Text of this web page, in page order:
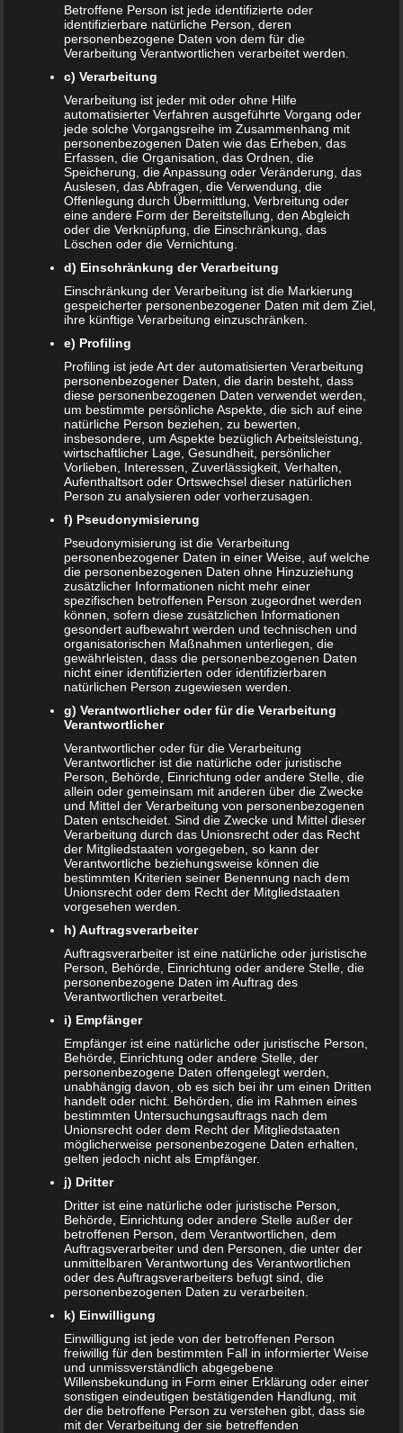
hergestellt, das mit schwarzem Pfeffer, Salz, Myrtenbeeren
und einigen weiteren Gewürzen verfeinert wird.
Gelgentlich werden auch Abwandlungen mit Pistazien,
Oliven oder Knoblauch angeboten. Die vermischte Masse
wird in einen Kunst- oder Naturdarm abgefüllt und auf bis
zu 90 Grad Celsius erhitzt. Das Innere wird vollständig
durchgegart.
Ist Mortadella gesund?
Ob Wurst gesund ist oder nicht, ist in der Regel
Ansichtssache. Speziell bei Mortadella sollte man es aber
nicht übertreiben. Denn der Fettgehalt kann bis zu 20
Gramm Fett pro 100 Gramm Wurst betragen. Gesund sieht
anders aus. Daher sollte der Mortadella nicht nur von
Schwangeren, sondern auch von Nicht-Schwangeren nur
in Maßen verzehrt werden.Tipp:Wenn es schon
Mortadella sein soll, dann sollte man eine Variante mit
hohen Fleischanteil kaufen. Diese enthält mehr Fleisch und
weniger Fett.
Fleischlos durch die
Schwangerschaft?
Die fleischlose Ernährung in der Schwangerschaft kann
übrigens eine tolle Alternative sein. Man kann sich auch
ausgewogen ernähren, ohne dass Mutter und Kind
Schaden nehmen. Wichtig ist allerdings, dass der
Nährstoffbedarf gedeckt wird: Sofern werdende Mütter
genau darauf achten, alle notwendigen Nährstoffe zu
erhalten. Eiweiß, Eisen, Vitamin B12, Omega-3-Fettsäuren
und weitere wichtige Vitamine und Mineralien sollten
ausreichend zugeführt werden. Zudem sollten auch
Proteine nicht zu kurz kommen. Um dieses Ziel zu
erreichen, ist eine gute Planung erforderlich. Am besten
entsprechenden Ratgeber-Büchern. Auch die Hebamme
kann sicherlich hilfreich sein.
Mortadella in der
Schwangerschaft
Wie bereits erwähnt, zählt Mortadella zu den sogenannten
Brühwurstsorten. Das Fleisch wird gut durchgegart und
jedwede Erreger und Keime werden abgetötet. Daher ist
Dies gilt auch für alle weiteren Brühwurstsorten, wie zum
Beispiel Lyoner, Leberkäse, und Bierschinken. Du
wissen möchtest, ob
Schwangerschaftgesund ist, dann wirst du bei uns
ebenfalls fündig.
Bewertung:
T
l
e
n
Redakteur:Arne
Hallo, ich bin Arne und seit Anfang an dabei. Mir
macht es unglaublichen Spaß Artikel zu
verfassen. Jeden Tag mache ich mich auf die
Falls ihr Themen-Wünsche habt, meldet euch
gerne bei mir.
Auch interessant:
Betroffene Person ist jede identifizierte oder
identifizierbare natürliche Person, deren
personenbezogene Daten von dem für die
Verarbeitung Verantwortlichen verarbeitet werden.
c) Verarbeitung
Verarbeitung ist jeder mit oder ohne Hilfe
automatisierter Verfahren ausgeführte Vorgang oder
jede solche Vorgangsreihe im Zusammenhang mit
personenbezogenen Daten wie das Erheben, das
Erfassen, die Organisation, das Ordnen, die
Speicherung, die Anpassung oder Veränderung, das
Auslesen, das Abfragen, die Verwendung, die
Offenlegung durch Übermittlung, Verbreitung oder
eine andere Form der Bereitstellung, den Abgleich
oder die Verknüpfung, die Einschränkung, das
Löschen oder die Vernichtung.
d) Einschränkung der Verarbeitung
Einschränkung der Verarbeitung ist die Markierung
gespeicherter personenbezogener Daten mit dem Ziel,
ihre künftige Verarbeitung einzuschränken.
e) Profiling
Profiling ist jede Art der automatisierten Verarbeitung
personenbezogener Daten, die darin besteht, dass
diese personenbezogenen Daten verwendet werden,
um bestimmte persönliche Aspekte, die sich auf eine
natürliche Person beziehen, zu bewerten,
insbesondere, um Aspekte bezüglich Arbeitsleistung,
wirtschaftlicher Lage, Gesundheit, persönlicher
Vorlieben, Interessen, Zuverlässigkeit, Verhalten,
Aufenthaltsort oder Ortswechsel dieser natürlichen
Person zu analysieren oder vorherzusagen.
f) Pseudonymisierung
Pseudonymisierung ist die Verarbeitung
personenbezogener Daten in einer Weise, auf welche
die personenbezogenen Daten ohne Hinzuziehung
zusätzlicher Informationen nicht mehr einer
spezifischen betroffenen Person zugeordnet werden
können, sofern diese zusätzlichen Informationen
gesondert aufbewahrt werden und technischen und
organisatorischen Maßnahmen unterliegen, die
gewährleisten, dass die personenbezogenen Daten
nicht einer identifizierten oder identifizierbaren
natürlichen Person zugewiesen werden.
g) Verantwortlicher oder für die Verarbeitung
Verantwortlicher
Verantwortlicher oder für die Verarbeitung
Verantwortlicher ist die natürliche oder juristische
Person, Behörde, Einrichtung oder andere Stelle, die
allein oder gemeinsam mit anderen über die Zwecke
und Mittel der Verarbeitung von personenbezogenen
Daten entscheidet. Sind die Zwecke und Mittel dieser
Verarbeitung durch das Unionsrecht oder das Recht
der Mitgliedstaaten vorgegeben, so kann der
Verantwortliche beziehungsweise können die
bestimmten Kriterien seiner Benennung nach dem
Unionsrecht oder dem Recht der Mitgliedstaaten
vorgesehen werden.
h) Auftragsverarbeiter
Auftragsverarbeiter ist eine natürliche oder juristische
Person, Behörde, Einrichtung oder andere Stelle, die
personenbezogene Daten im Auftrag des
Verantwortlichen verarbeitet.
i) Empfänger
Empfänger ist eine natürliche oder juristische Person,
Behörde, Einrichtung oder andere Stelle, der
personenbezogene Daten offengelegt werden,
unabhängig davon, ob es sich bei ihr um einen Dritten
handelt oder nicht. Behörden, die im Rahmen eines
bestimmten Untersuchungsauftrags nach dem
Unionsrecht oder dem Recht der Mitgliedstaaten
möglicherweise personenbezogene Daten erhalten,
gelten jedoch nicht als Empfänger.
j) Dritter
Dritter ist eine natürliche oder juristische Person,
Behörde, Einrichtung oder andere Stelle außer der
betroffenen Person, dem Verantwortlichen, dem
Auftragsverarbeiter und den Personen, die unter der
unmittelbaren Verantwortung des Verantwortlichen
oder des Auftragsverarbeiters befugt sind, die
personenbezogenen Daten zu verarbeiten.
k) Einwilligung
Einwilligung ist jede von der betroffenen Person
freiwillig für den bestimmten Fall in informierter Weise
und unmissverständlich abgegebene
Willensbekundung in Form einer Erklärung oder einer
sonstigen eindeutigen bestätigenden Handlung, mit
der die betroffene Person zu verstehen gibt, dass sie
mit der Verarbeitung der sie betreffenden